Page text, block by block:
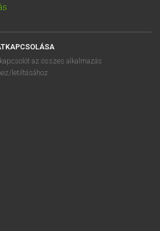
APPLIKÁCIÓ
OFFICE BŐVÍTMÉNY
SZÓTÁRMODUL
az összes alkalmazás
letiltásához.